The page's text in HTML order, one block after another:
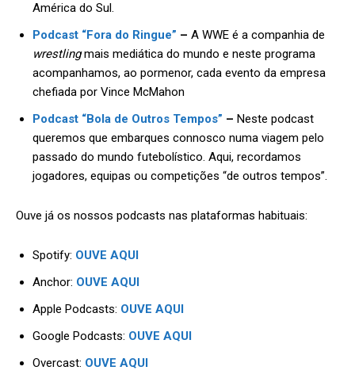
América do Sul.
Podcast “Fora do Ringue” – A WWE é a companhia de
wrestlingmais mediática do mundo e neste programa
acompanhamos, ao pormenor, cada evento da empresa
chefiada por Vince McMahon
Podcast “Bola de Outros Tempos” – Neste podcast
queremos que embarques connosco numa viagem pelo
passado do mundo futebolístico. Aqui, recordamos
jogadores, equipas ou competições “de outros tempos”.
Ouve já os nossos podcasts nas plataformas habituais:
Spotify: OUVE AQUI
Anchor: OUVE AQUI
Apple Podcasts: OUVE AQUI
Google Podcasts: OUVE AQUI
Overcast: OUVE AQUI